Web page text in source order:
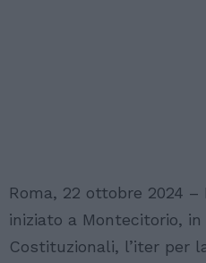
Roma, 22 ottobre 2024
iniziato a Montecitorio,
Costituzionali, l’iter per